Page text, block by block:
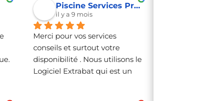
Piscine Services Provence P S P
il y a 9 mois
Merci pour vos services
conseils et surtout votre
disponibilité . Nous utilisons le
Logiciel Extrabat qui est un